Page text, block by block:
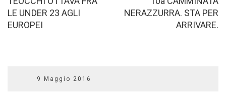
LE UNDER 23 AGLI
EUROPEI
NERAZZURRA. STA PER
ARRIVARE.
9 Maggio 2016